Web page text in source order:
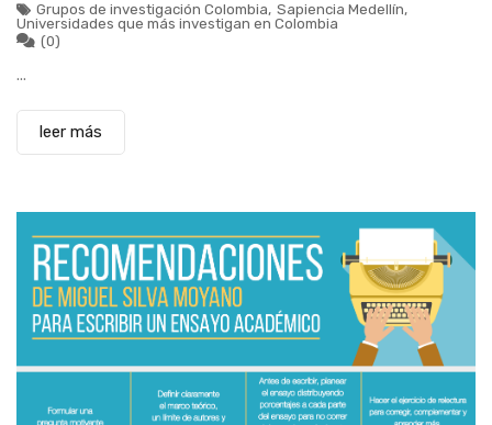
Grupos de investigación Colombia, Sapiencia Medellín,
Universidades que más investigan en Colombia
(0)
...
leer más